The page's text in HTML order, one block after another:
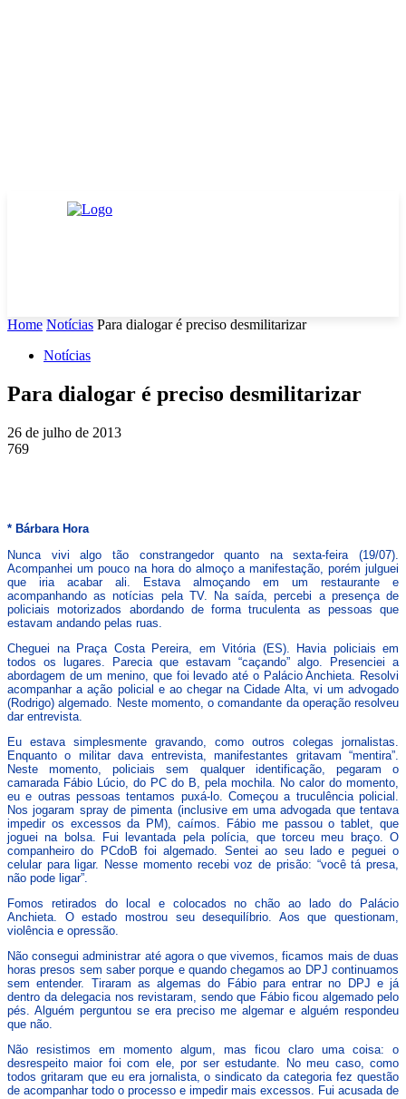
Home Notícias Para dialogar é preciso desmilitarizar
Notícias
Para dialogar é preciso desmilitarizar
26 de julho de 2013
769
* Bárbara Hora
Nunca vivi algo tão constrangedor quanto na sexta-feira (19/07).
Acompanhei um pouco na hora do almoço a manifestação, porém julguei
que iria acabar ali. Estava almoçando em um restaurante e
acompanhando as notícias pela TV. Na saída, percebi a presença de
policiais motorizados abordando de forma truculenta as pessoas que
estavam andando pelas ruas.
Cheguei na Praça Costa Pereira, em Vitória (ES). Havia policiais em
todos os lugares. Parecia que estavam “caçando” algo. Presenciei a
abordagem de um menino, que foi levado até o Palácio Anchieta. Resolvi
acompanhar a ação policial e ao chegar na Cidade Alta, vi um advogado
(Rodrigo) algemado. Neste momento, o comandante da operação resolveu
dar entrevista.
Eu estava simplesmente gravando, como outros colegas jornalistas.
Enquanto o militar dava entrevista, manifestantes gritavam “mentira”.
Neste momento, policiais sem qualquer identificação, pegaram o
camarada Fábio Lúcio, do PC do B, pela mochila. No calor do momento,
eu e outras pessoas tentamos puxá-lo. Começou a truculência policial.
Nos jogaram spray de pimenta (inclusive em uma advogada que tentava
impedir os excessos da PM), caímos. Fábio me passou o tablet, que
joguei na bolsa. Fui levantada pela polícia, que torceu meu braço. O
companheiro do PCdoB foi algemado. Sentei ao seu lado e peguei o
celular para ligar. Nesse momento recebi voz de prisão: “você tá presa,
não pode ligar”.
Fomos retirados do local e colocados no chão ao lado do Palácio
Anchieta. O estado mostrou seu desequilíbrio. Aos que questionam,
violência e opressão.
Não consegui administrar até agora o que vivemos, ficamos mais de duas
horas presos sem saber porque e quando chegamos ao DPJ continuamos
sem entender. Tiraram as algemas do Fábio para entrar no DPJ e já
dentro da delegacia nos revistaram, sendo que Fábio ficou algemado pelo
pés. Alguém perguntou se era preciso me algemar e alguém respondeu
que não.
Não resistimos em momento algum, mas ficou claro uma coisa: o
desrespeito maior foi com ele, por ser estudante. No meu caso, como
todos gritaram que eu era jornalista, o sindicato da categoria fez questão
de acompanhar todo o processo e impedir mais excessos. Fui acusada de